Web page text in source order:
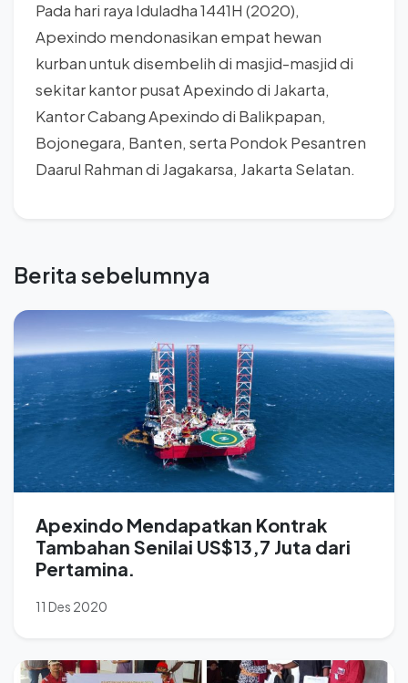
Pada hari raya Iduladha 1441H (2020),
Apexindo mendonasikan empat hewan
kurban untuk disembelih di masjid-masjid di
sekitar kantor pusat Apexindo di Jakarta,
Kantor Cabang Apexindo di Balikpapan,
Bojonegara, Banten, serta Pondok Pesantren
Daarul Rahman di Jagakarsa, Jakarta Selatan.
Berita sebelumnya
Apexindo Mendapatkan Kontrak
Tambahan Senilai US$13,7 Juta dari
Pertamina.
11 Des 2020